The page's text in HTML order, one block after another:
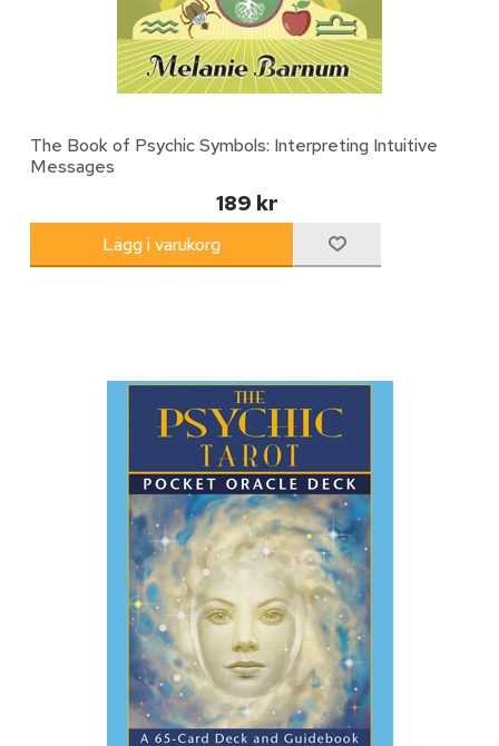
The Book of Psychic Symbols: Interpreting Intuitive
Messages
189 kr